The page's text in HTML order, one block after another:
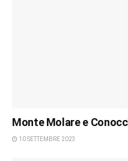
Monte Molare e
10 SETTEMBRE 2023